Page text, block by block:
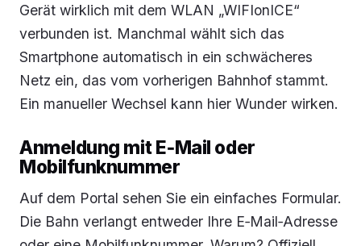
Gerät wirklich mit dem WLAN „WIFIonICE“
verbunden ist. Manchmal wählt sich das
Smartphone automatisch in ein schwächeres
Netz ein, das vom vorherigen Bahnhof stammt.
Ein manueller Wechsel kann hier Wunder wirken.
Anmeldung mit E‑Mail oder
Mobilfunknummer
Auf dem Portal sehen Sie ein einfaches Formular.
Die Bahn verlangt entweder Ihre E‑Mail‑Adresse